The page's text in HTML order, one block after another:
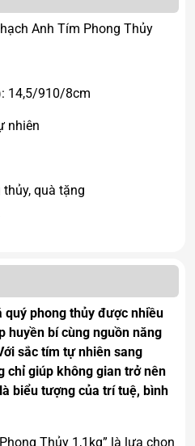
Anh Tím Phong Thủy
14,5/910/8cm
nhiên
thủy, quà tặng
phong thủy được nhiều
huyền bí cùng nguồn năng
sắc tím tự nhiên sang
chỉ giúp không gian trở nên
biểu tượng của trí tuệ, bình
Thủy 1,1kg” là lựa chọn